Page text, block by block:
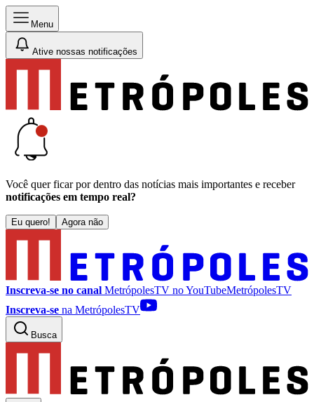
Menu
Ative nossas notificações
Você quer ficar por dentro das notícias mais importantes e receber
notificações em tempo real?
Eu quero! Agora não
Inscreva-se no canal MetrópolesTV noYouTubeMetrópolesTV
Inscreva-se na MetrópolesTV
Busca